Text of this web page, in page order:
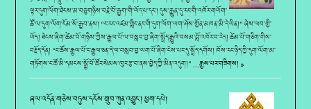
ལྟར་དུག་ལོག་ཐེངས་མ་བཅུ་གཉིས་བརྗེ་བོ་རྒྱག་གི་ཡོད་པ་དང་། དུས་རྒྱུན་དུ་རང་གི་འཁོར་གཡོག་
ཚོ་ལ་དུག་ལོག་ངོམ་སོ་རྒྱབ་ནས། “ང་རང་འཛམ་གླིང་ནང་གི་དུག་ལོག་ཡག་ཤོས་གྱོན་མཁན་མི་དེ་ཡིན།” ཞེས་ལབ་གྱི་
ཡོད། ཐེངས་ཞིག་ཚེམ་པོ་གཉིས་ཀྱིས་རྒྱལ་པོ་ལ་བསླབ་བྱ་ཞིག་སྤྲོད་རྒྱུའི་བསམ་བློ་འཁོར་བ་རེད། ཚེམ་པོ་གཅིག་གིས་
བརྗོད་དོན། “ང་ཚོས་རྒྱལ་པོ་ང་རྒྱལ་ཅན་དེ་ལ་བསླབ་བྱ་ཡག་པོ་ཞིག་ངེས་པར་དུ་སྤྲོད་དགོས། ཁོས་རང་ཉིད་ཀྱི་དུག་ལོག་མ་
གཏོགས་ང་ཚོ་མི་དམངས་སྐྱོ་པོ་ཚོར་སེམས་ཁུར་རྩ་བ་ནས་བྱེད་ཀྱི་མིན་འདུག།” …རྒྱས་པར་གཟིགས། »
ཞལ་འདོན་གཅེས་བཏུས་དངོས་གྲུབ་ཀུན་འབྱུང་། ཕྱག་དཔེ།